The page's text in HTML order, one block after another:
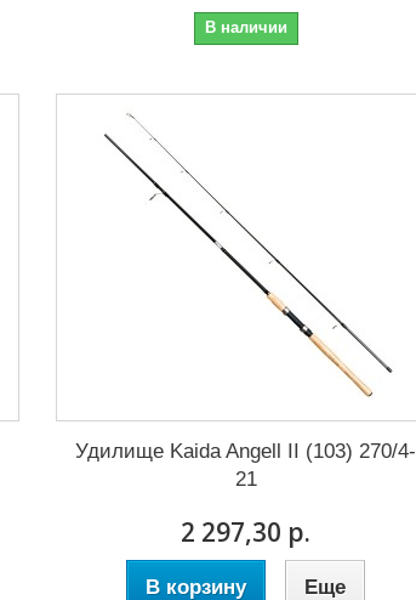
В наличии
Удилище Kaida Angell II (103) 270/4-
21
2 297,30 р.
В корзину Еще